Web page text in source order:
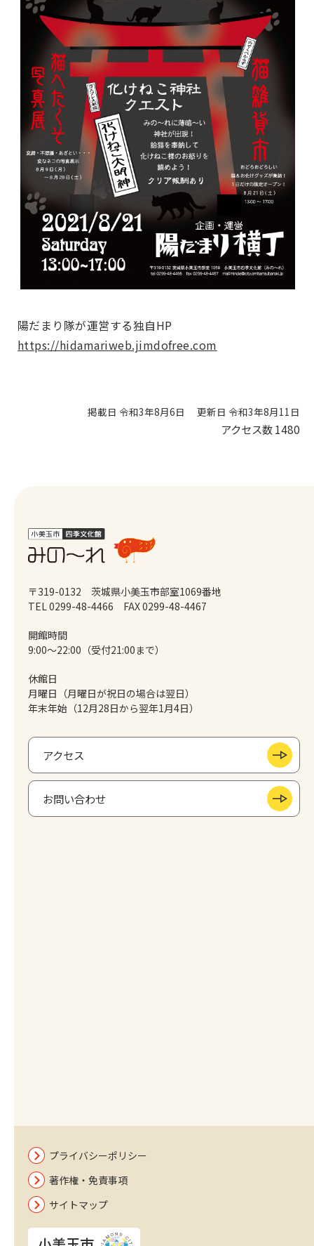
陽だまり隊が運営する独自HP
https://hidamariweb.jimdofree.com
掲載日 令和3年8月6日 更新日 令和3年8月11日
アクセス数1480
〒319-0132 茨城県小美玉市部室1069番地
TEL 0299-48-4466
FAX 0299-48-4467
開館時間
9:00～22:00（受付21:00まで）
休館日
月曜日（月曜日が祝日の場合は翌日）
年末年始（12月28日から翌年1月4日）
アクセス
お問い合わせ
プライバシーポリシー
著作権・免責事項
サイトマップ